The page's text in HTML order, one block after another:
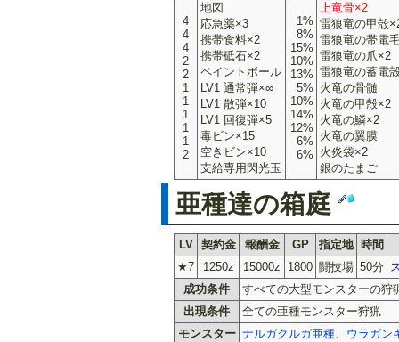
4
4
4
2
2
1
1
1
1
1
2
地図
応急薬×3
携帯食料×2
携帯砥石×2
ペイントボール
LV1 通常弾×∞
LV1 散弾×10
LV1 回復弾×5
毒ビン×15
空きビン×10
支給専用閃光玉
1%
8%
15%
10%
13%
5%
10%
14%
12%
6%
6%
上竜骨×2
雷狼竜の甲殻
雷狼竜の帯電
雷狼竜の爪×2
雷狼竜の蓄電
火竜の骨髄
火竜の甲殻×2
火竜の鱗×2
火竜の翼膜
火炎袋×2
銀のたまご
亜種達の箱庭
LV 契約金 報酬金 GP 指定地 時間
★7
1250z 15000z 1800 闘技場 50分
成功条件
すべての大型モンスターの狩
出現条件
全ての亜種モンスター狩猟
モンスター ナルガクルガ亜種
ウラガン